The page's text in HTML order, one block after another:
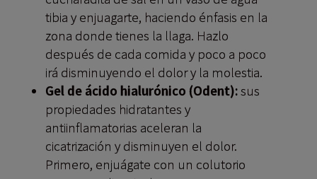
tibia y enjuagarte, haciendo énfasis en la
zona donde tienes la llaga. Hazlo
después de cada comida y poco a poco
irá disminuyendo el dolor y la molestia.
Gel de ácido hialurónico (Odent):sus
propiedades hidratantes y
antiinflamatorias aceleran la
cicatrización y disminuyen el dolor.
Primero, enjuágate con un colutorio